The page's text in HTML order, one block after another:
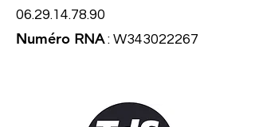
06.29.14.78.90
Numéro RNA: W343022267